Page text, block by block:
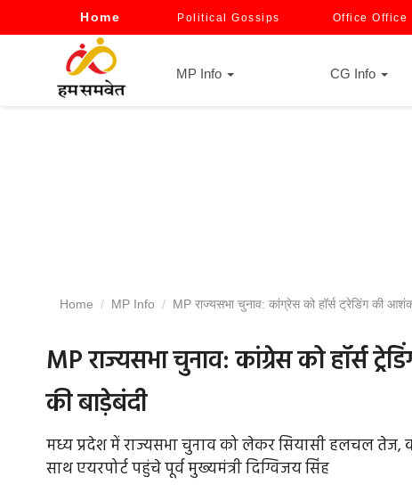
Home Political Gossips Office Office
MP Info CG Info
Home MP Info MP राज्यसभा चुनाव: कांग्रेस को हॉर्स ट्रेडिंग की
MP राज्यसभा चुनाव: कांग्रेस को हॉर्स
की बाड़ेबंदी
मध्य प्रदेश में राज्यसभा चुनाव को लेकर सियासी हलचल
साथ एयरपोर्ट पहुंचे पूर्व मुख्यमंत्री दिग्विजय सिंह